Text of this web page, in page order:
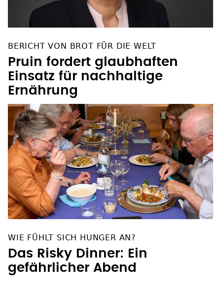
BERICHT VON BROT FÜR DIE WELT
Pruin fordert glaubhaften
Einsatz für nachhaltige
Ernährung
WIE FÜHLT SICH HUNGER AN?
Das Risky Dinner: Ein
gefährlicher Abend